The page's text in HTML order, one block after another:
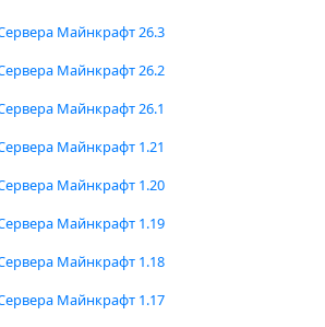
Майнкрафт 26.3
Майнкрафт 26.2
Майнкрафт 26.1
Майнкрафт 1.21
Майнкрафт 1.20
Майнкрафт 1.19
Майнкрафт 1.18
Майнкрафт 1.17